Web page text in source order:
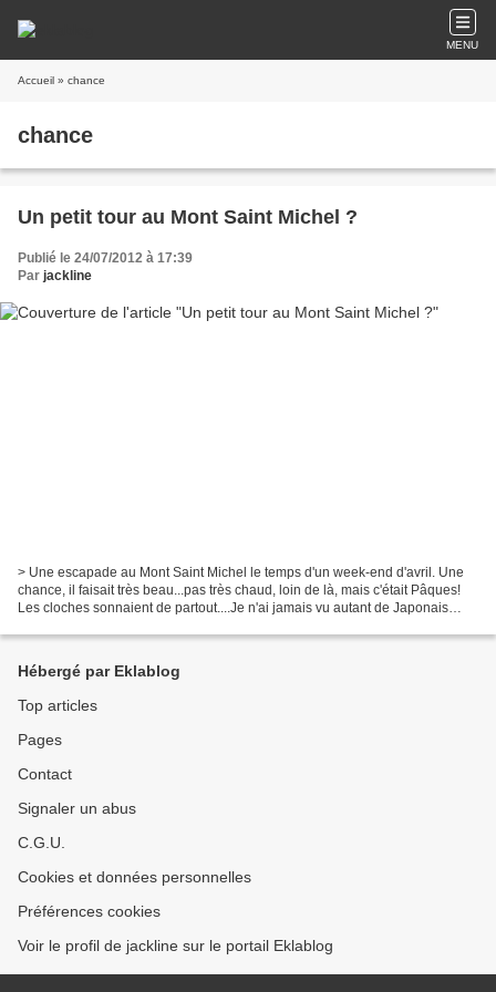
MENU
Accueil » chance
chance
Un petit tour au Mont Saint Michel ?
Publié le 24/07/2012 à 17:39
Par jackline
> Une escapade au Mont Saint Michel le temps d'un week-end d'avril. Une
chance, il faisait très beau...pas très chaud, loin de là, mais c'était Pâques!
Les cloches sonnaient de partout....Je n'ai jamais vu autant de Japonais
Hébergé par Eklablog
Top articles
Pages
Contact
Signaler un abus
C.G.U.
Cookies et données personnelles
Préférences cookies
Voir le profil de jackline sur le portail Eklablog